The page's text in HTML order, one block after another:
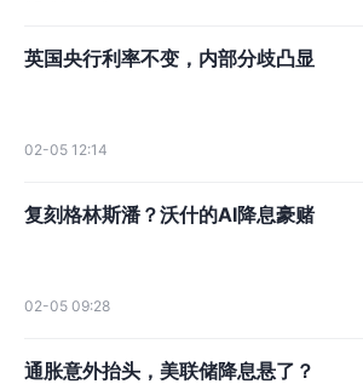
英国央行利率不变，内部分歧凸显
02-05 12:14
复刻格林斯潘？沃什的AI降息豪赌
02-05 09:28
通胀意外抬头，美联储降息悬了？